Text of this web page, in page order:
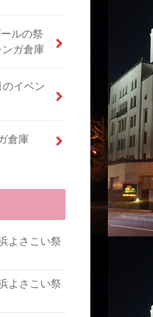
ルの祭
ガ倉庫
のイベン
倉庫
よさこい祭
よさこい祭